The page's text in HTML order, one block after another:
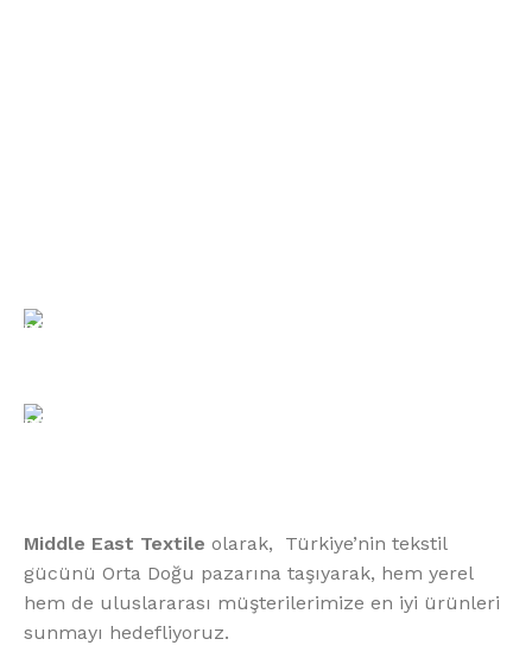
Middle East Textile olarak, Türkiye’nin tekstil
gücünü Orta Doğu pazarına taşıyarak, hem yerel
hem de uluslararası müşterilerimize en iyi ürünleri
sunmayı hedefliyoruz.